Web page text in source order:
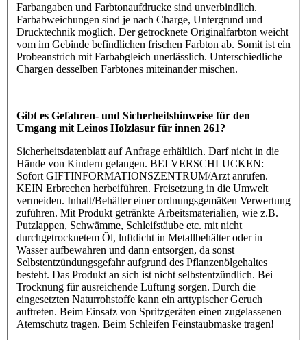
Farbangaben und Farbtonaufdrucke sind unverbindlich.
Farbabweichungen sind je nach Charge, Untergrund und
Drucktechnik möglich. Der getrocknete Originalfarbton weicht
vom im Gebinde befindlichen frischen Farbton ab. Somit ist ein
Probeanstrich mit Farbabgleich unerlässlich. Unterschiedliche
Chargen desselben Farbtones miteinander mischen.
Gibt es Gefahren- und Sicherheitshinweise für den
Umgang mit Leinos Holzlasur für innen 261?
Sicherheitsdatenblatt auf Anfrage erhältlich. Darf nicht in die
Hände von Kindern gelangen. BEI VERSCHLUCKEN:
Sofort GIFTINFORMATIONSZENTRUM/Arzt anrufen.
KEIN Erbrechen herbeiführen. Freisetzung in die Umwelt
vermeiden. Inhalt/Behälter einer ordnungsgemäßen Verwertung
zuführen. Mit Produkt getränkte Arbeitsmaterialien, wie z.B.
Putzlappen, Schwämme, Schleifstäube etc. mit nicht
durchgetrocknetem Öl, luftdicht in Metallbehälter oder in
Wasser aufbewahren und dann entsorgen, da sonst
Selbstentzündungsgefahr aufgrund des Pflanzenölgehaltes
besteht. Das Produkt an sich ist nicht selbstentzündlich. Bei
Trocknung für ausreichende Lüftung sorgen. Durch die
eingesetzten Naturrohstoffe kann ein arttypischer Geruch
auftreten. Beim Einsatz von Spritzgeräten einen zugelassenen
Atemschutz tragen. Beim Schleifen Feinstaubmaske tragen!